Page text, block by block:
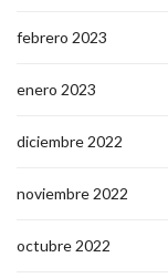
febrero 2023
enero 2023
diciembre 2022
noviembre 2022
octubre 2022